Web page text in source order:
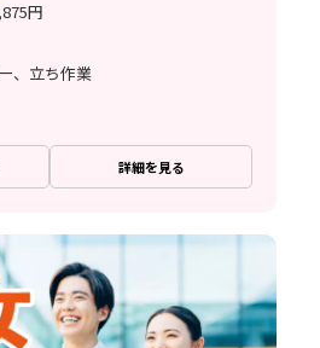
円
、立ち作業
詳細を見る